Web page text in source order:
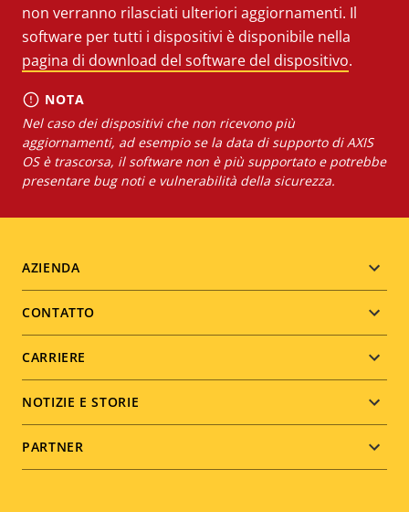
non verranno rilasciati ulteriori aggiornamenti. Il
software per tutti i dispositivi è disponibile nella
pagina di download del software del dispositivo.
NOTA
Nel caso dei dispositivi che non ricevono più
aggiornamenti, ad esempio se la data di supporto di AXIS
OS è trascorsa, il software non è più supportato e potrebbe
presentare bug noti e vulnerabilità della sicurezza.
Footer
menu
AZIENDA
CONTATTO
CARRIERE
NOTIZIE E STORIE
PARTNER